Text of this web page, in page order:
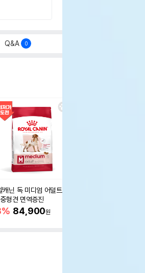
Q&A 0
캐닌 독 미디엄 어덜트 10
형견 면역증진
84,900원